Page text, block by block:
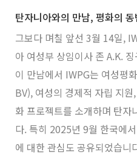
탄자니아와의 만남, 평화의
그보다 며칠 앞선 3월 14일,
아 여성부 상임이사 존 A.K.
이 만남에서 IWPG는 여성평
BV), 여성의 경제적 자립 지
화 프로젝트를 소개하며 탄자
다. 특히 2025년 9월 한국에
에 대한 관심도 공유되었습니